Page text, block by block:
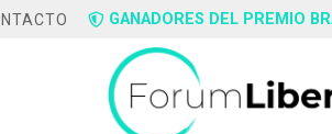
GANADORES DEL PREMIO